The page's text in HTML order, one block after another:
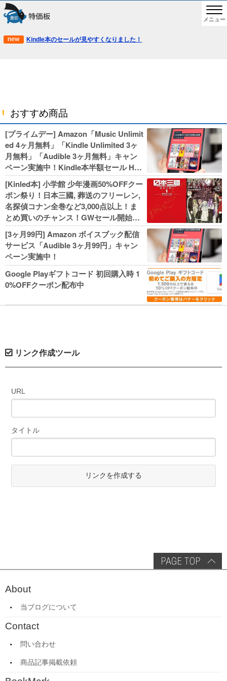
メニュー
Kindle本のセールが見やすくなりました！
おすすめ商品
[プライムデー] Amazon「Music Unlimit
ed 4ヶ月無料」「Kindle Unlimited 3ヶ
月無料」「Audible 3ヶ月無料」キャン
ペーン実施中！Kindle本半額セール HU
NTER×HUNTERなど集英社、無職転生,
幼女戦記などKADOKAWA、キャプテン
翼100円セールも！
[Kinled本] 小学館 少年漫画50%OFFクー
ポン祭り！日本三國, 葬送のフリーレン,
名探偵コナン全巻など3,000点以上！ま
とめ買いのチャンス！GWセール開始！
人気コミック多数 カドカワ祭やIT関連本
がセールに！
[3ヶ月99円] Amazon ボイスブック配信
サービス「Audible 3ヶ月99円」キャン
ペーン実施中！
Google Playギフトコード 初回購入時 1
0%OFFクーポン配布中
リンク作成ツール
URL
タイトル
リンクを作成する
About
当ブログについて
Contact
問い合わせ
商品記事掲載依頼